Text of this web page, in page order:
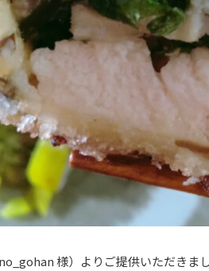
様）よりご提供いただきまし